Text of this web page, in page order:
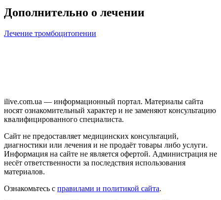
Дополнительно о лечении
Лечение тромбоцитопении
ilive.com.ua — информационный портал. Материалы сайта
носят ознакомительный характер и не заменяют консультацию
квалифицированного специалиста.
Сайт не предоставляет медицинских консультаций,
диагностики или лечения и не продаёт товары либо услуги.
Информация на сайте не является офертой. Администрация не
несёт ответственности за последствия использования
материалов.
Ознакомьтесь с правилами и политикой сайта.